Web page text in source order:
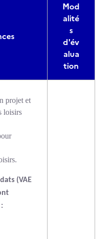
Mod
alité
s
d'év
alua
tion
projet et
loisirs
(VAE